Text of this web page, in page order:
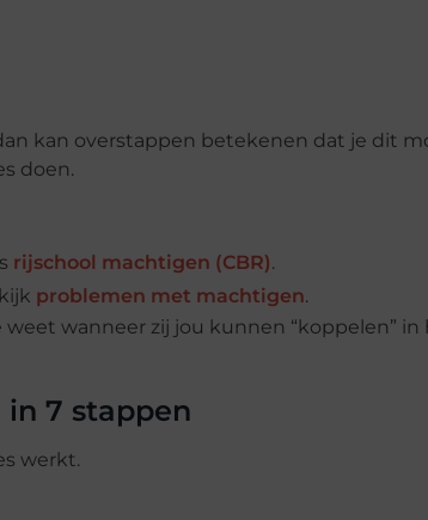
kan overstappen betekenen dat je dit
doen.
rijschool machtigen (CBR).
problemen met machtigen.
wanneer zij jou kunnen “koppelen” in
in 7 stappen
werkt.